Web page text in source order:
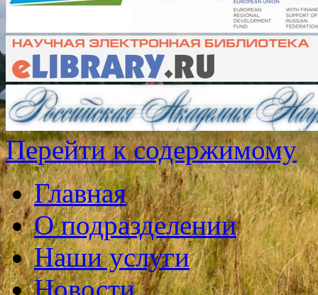
Перейти к содержимому
Главная
О подразделении
Наши услуги
Новости